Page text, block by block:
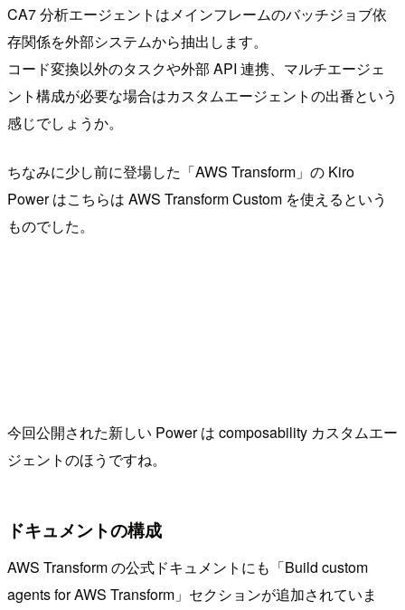
CA7 分析エージェントはメインフレームのバッチジョブ依
存関係を外部システムから抽出します。
コード変換以外のタスクや外部 API 連携、マルチエージェ
ント構成が必要な場合はカスタムエージェントの出番という
感じでしょうか。
ちなみに少し前に登場した「AWS Transform」の Kiro
Power はこちらは AWS Transform Custom を使えるという
ものでした。
今回公開された新しい Power は composability カスタムエー
ジェントのほうですね。
ドキュメントの構成
AWS Transform の公式ドキュメントにも「Build custom
agents for AWS Transform」セクションが追加されていま